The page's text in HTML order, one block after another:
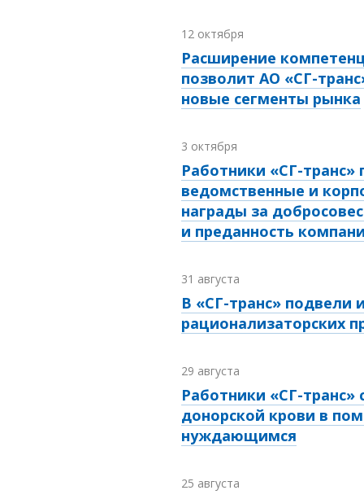
12 октября
Расширение
позволит АО «СГ-
новые сегменты рынка
3 октября
Работники «СГ-транс»
ведомственные и
награды за
и преданность
31 августа
В «СГ-транс» подвели
рационализаторских
29 августа
Работники «СГ-транс»
донорской крови в
нуждающимся
25 августа